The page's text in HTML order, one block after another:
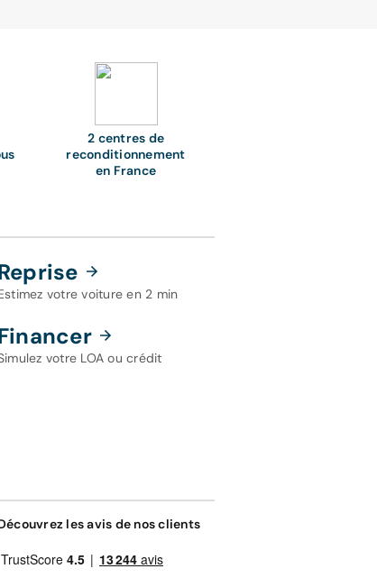
2 centres de
reconditionnement
en France
votre voiture en 2 min
votre LOA ou crédit
les avis de nos clients